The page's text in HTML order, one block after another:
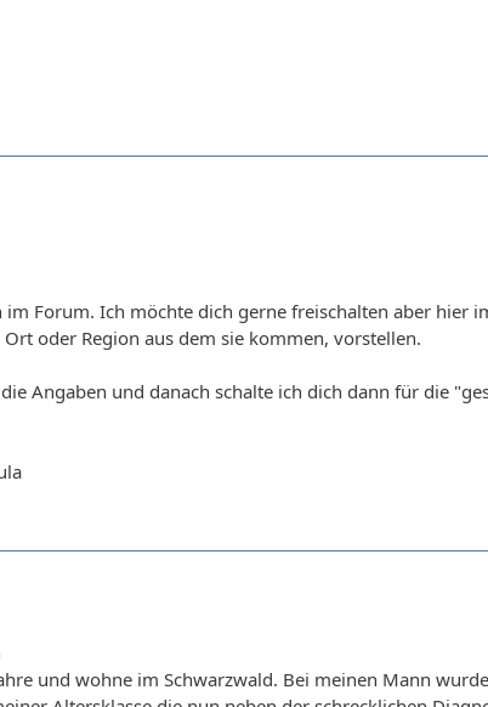
Forum. Ich möchte dich gerne freischalten aber hier
oder Region aus dem sie kommen, vorstellen.
Angaben und danach schalte ich dich dann für die
und wohne im Schwarzwald. Bei meinen Mann